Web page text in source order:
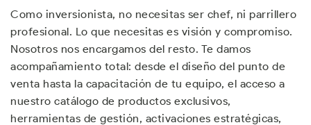
Como inversionista, no necesitas ser chef, ni parrillero
profesional. Lo que necesitas es visión y compromiso.
Nosotros nos encargamos del resto. Te damos
acompañamiento total: desde el diseño del punto de
venta hasta la capacitación de tu equipo, el acceso a
nuestro catálogo de productos exclusivos,
herramientas de gestión, activaciones estratégicas,